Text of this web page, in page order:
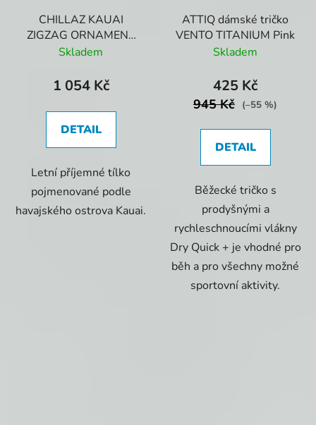
CHILLAZ KAUAI
ZIGZAG ORNAMENT
Dámský top Dry Rose
Skladem
1 054 Kč
DETAIL
Letní příjemné tílko
pojmenované podle
havajského ostrova Kauai.
ATTIQ dámské tričko
VENTO TITANIUM Pink
Skladem
425 Kč
945 Kč (–55 %)
DETAIL
Běžecké tričko s
prodyšnými a
rychleschnoucími vlákny
Dry Quick + je vhodné pro
běh a pro všechny možné
sportovní aktivity.